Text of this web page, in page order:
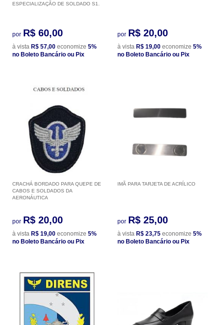
ESPECIALIZAÇÃO DE SOLDADO S1.
por R$ 60,00
à vista R$ 57,00 economize 5%
no Boleto Bancário ou Pix
por R$ 20,00
à vista R$ 19,00 economize 5%
no Boleto Bancário ou Pix
CRACHÁ BORDADO PARA QUEPE DE
CABOS E SOLDADOS DA
AERONÁUTICA
por R$ 20,00
à vista R$ 19,00 economize 5%
no Boleto Bancário ou Pix
IMÃ PARA TARJETA DE ACRÍLICO
por R$ 25,00
à vista R$ 23,75 economize 5%
no Boleto Bancário ou Pix